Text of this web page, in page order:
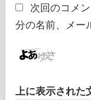
次回のコメ
分の名前、メー
上に表示された